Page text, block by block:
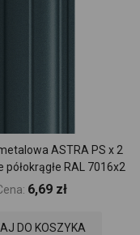
ASTRA PS x 2
RAL 7016x2
6,69 zł
DO KOSZYKA